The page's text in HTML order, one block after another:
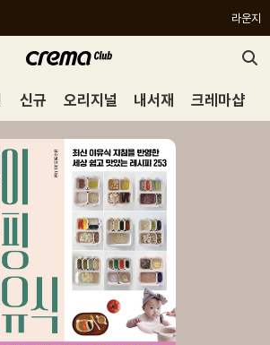
라운지
신규 오리지널 내서재 크레마샵